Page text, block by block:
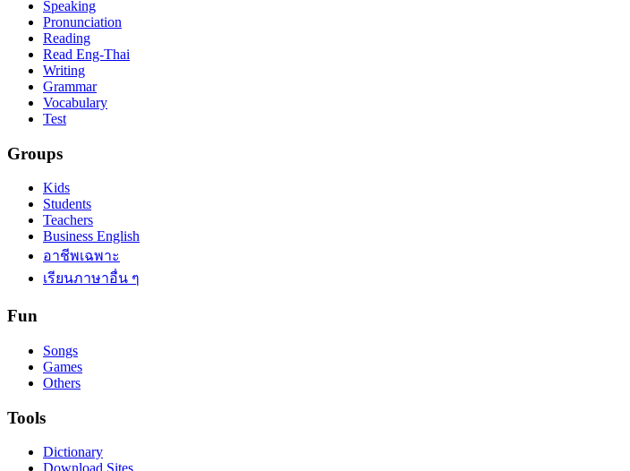
Speaking
Pronunciation
Reading
Read Eng-Thai
Writing
Grammar
Vocabulary
Test
Groups
Kids
Students
Teachers
Business English
อาชีพเฉพาะ
เรียนภาษาอื่น ๆ
Fun
Songs
Games
Others
Tools
Dictionary